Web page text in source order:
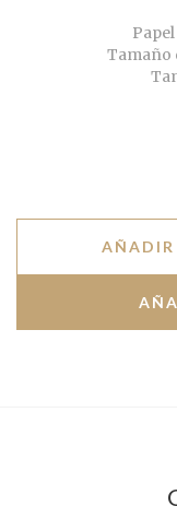
Tamaño
AÑADIR